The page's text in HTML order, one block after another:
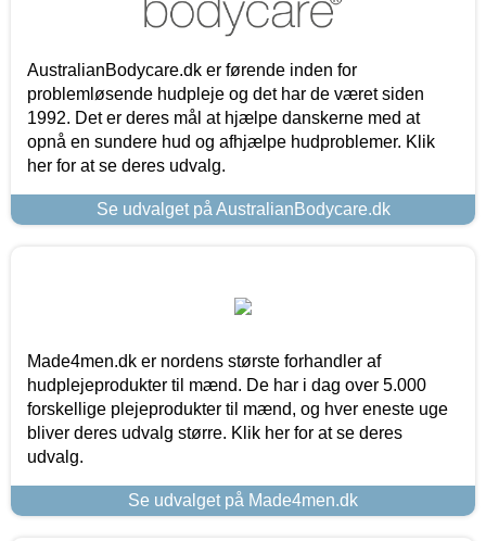
AustralianBodycare.dk er førende inden for
problemløsende hudpleje og det har de været siden
1992. Det er deres mål at hjælpe danskerne med at
opnå en sundere hud og afhjælpe hudproblemer. Klik
her for at se deres udvalg.
Se udvalget på AustralianBodycare.dk
Made4men.dk er nordens største forhandler af
hudplejeprodukter til mænd. De har i dag over 5.000
forskellige plejeprodukter til mænd, og hver eneste uge
bliver deres udvalg større. Klik her for at se deres
udvalg.
Se udvalget på Made4men.dk